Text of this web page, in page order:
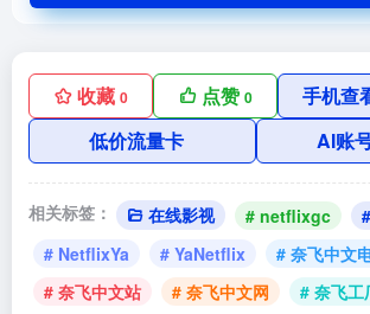
收藏 0 点赞0
手机查
低价流量卡
AI账
相关标签： 在线影视 # netflixgc
# NetflixYa
# YaNetflix
# 奈飞中文
# 奈飞中文站
# 奈飞中文网 # 奈飞工